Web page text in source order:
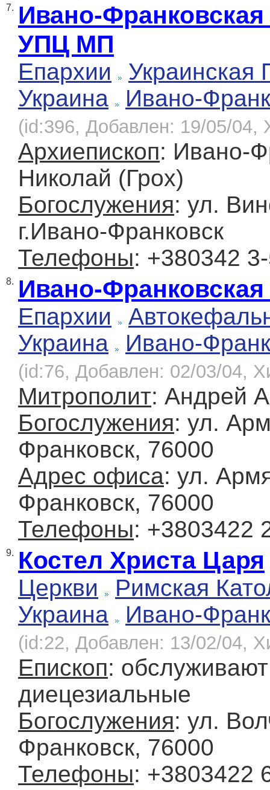
7. Ивано-
УПЦ МП
Епархии
Украинская
Украина
Ивано-
(id:396, Добавлен: 19/05/04,
Архиепископ: Ивано-
Николай (Грох)
Богослужения: ул.
г.Ивано-Франковск
Телефоны: +380342
8. Ивано-
Епархии
Украина
Ивано-
(id:76, Добавлен: 02/03/04,
Митрополит: Андрей
Богослужения: ул.
Франковск, 76000
Адрес офиса: ул.
Франковск, 76000
Телефоны: +3803422
9. Костел Христа Царя
Церкви
Римская
Украина
Ивано-
(id:22, Добавлен: 13/02/04,
Епископ:
диецезиальные
Богослужения: ул.
Франковск, 76000
Телефоны: +3803422